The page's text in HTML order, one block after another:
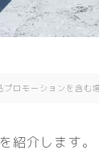
プロモーションを含む
紹介します。